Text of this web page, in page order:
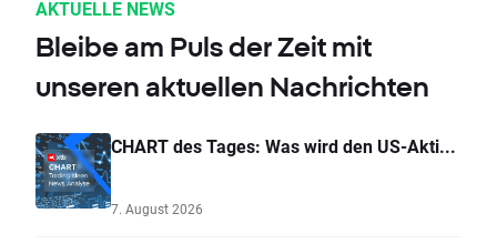
AKTUELLE NEWS
Bleibe am Puls der Zeit mit
unseren aktuellen Nachrichten
CHART des Tages: Was wird den US-Akti...
7. August 2026